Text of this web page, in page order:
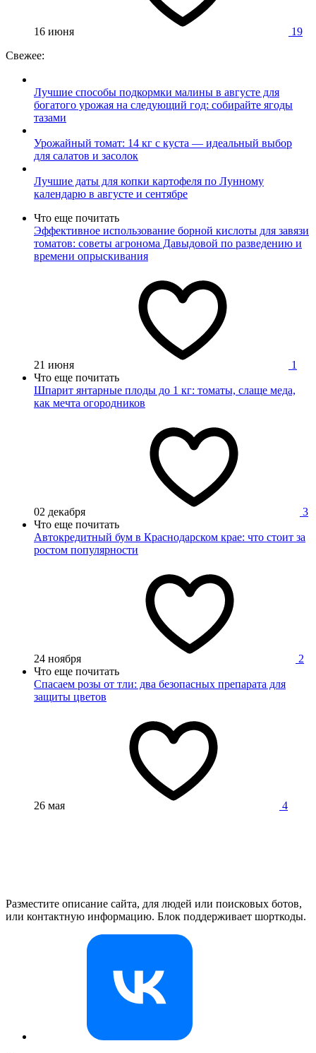
16 июня
19
Свежее:
Лучшие способы подкормки малины в августе для
богатого урожая на следующий год: собирайте ягоды
тазами
Урожайный томат: 14 кг с куста — идеальный выбор
для салатов и засолок
Лучшие даты для копки картофеля по Лунному
календарю в августе и сентябре
Что еще почитать
Эффективное использование борной кислоты для завязи
томатов: советы агронома Давыдовой по разведению и
времени опрыскивания
21 июня
1
Что еще почитать
Шпарит янтарные плоды до 1 кг: томаты, слаще меда,
как мечта огородников
02 декабря
3
Что еще почитать
Автокредитный бум в Краснодарском крае: что стоит за
ростом популярности
24 ноября
2
Что еще почитать
Спасаем розы от тли: два безопасных препарата для
защиты цветов
26 мая 4
Разместите описание сайта, для людей или поисковых ботов,
или контактную информацию. Блок поддерживает шорткоды.